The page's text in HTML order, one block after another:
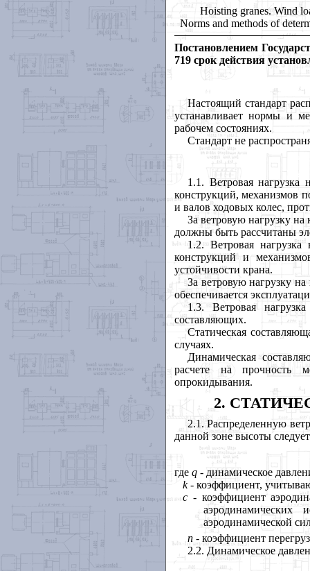
Hoisting granes. Wind
Norms and methods of
Постановлением
719 срок действия
Настоящий стандарт
устанавливает нормы и
рабочем состояниях.
Стандарт не
1.1. Ветровая нагрузка
конструкций, механизмов
и валов ходовых колес,
За ветровую нагрузку на
должны быть рассчитаны
1.2. Ветровая
конструкций и
устойчивости крана.
За ветровую нагрузку
обеспечивается
1.3. Ветровая
составляющих.
Статическая
случаях.
Динамическая
расчете на прочность
опрокидывания.
2.
2.1. Распределенную
данной зоне высоты
где q - динамическое
k- коэффициент,
с - коэффициент
аэродинамической
п- коэффициент
2.2. Динамическое